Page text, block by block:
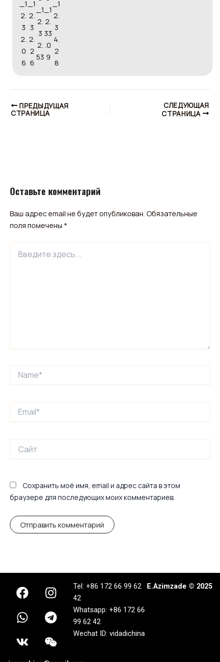
ПРЕДЫДУЩАЯ
СТРАНИЦА
СЛЕДУЮЩАЯ
СТРАНИЦА
Оставьте комментарий
Ваш адрес email не будет опубликован. Обязательные
поля помечены *
здесь...
Сохранить моё имя, email и адрес сайта в этом
браузере для последующих моих комментариев.
F
a
c
e
b
o
I
n
s
t
a
g
W
h
a
t
s
a
T
e
l
e
g
r
V
k
W
e
i
x
i
n
Tel: +86 172 66 99 62
42
Whatsapp: +86 172 66
99 62 42
Wechat ID: vidadichina
E.Azimzade © 2025